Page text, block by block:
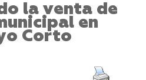
la venta de
en
Corto